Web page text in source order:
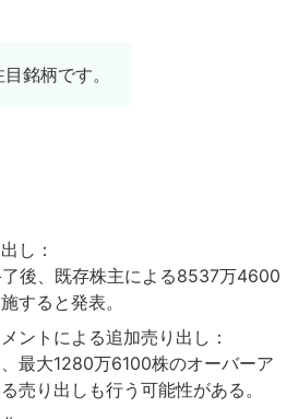
銘柄です。
し：
了後、既存株主による8537万4600
すると発表。
ントによる追加売り出し：
最大1280万6100株のオーバーア
売り出しも行う可能性がある。